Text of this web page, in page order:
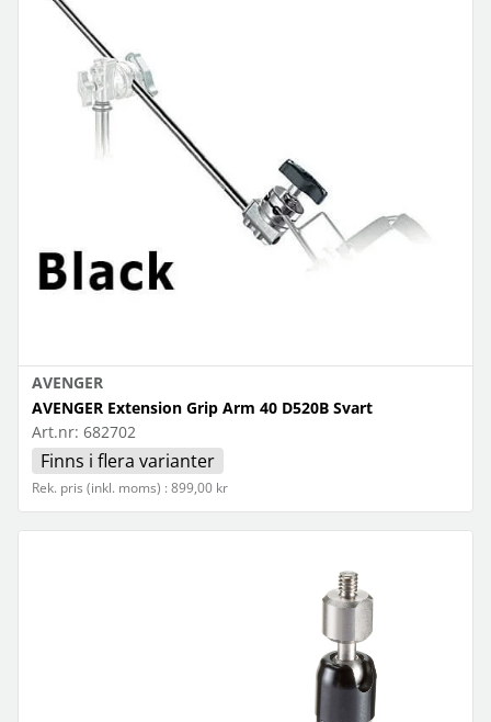
AVENGER
AVENGER Extension Grip Arm 40 D520B Svart
Art.nr: 682702
Finns i flera varianter
Rek. pris (inkl. moms) : 899,00 kr